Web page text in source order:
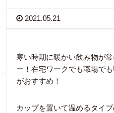
2021.05.21
寒い時期に暖かい飲み物が
ー！在宅ワークでも職場で
がおすすめ！
カップを置いて温めるタイ